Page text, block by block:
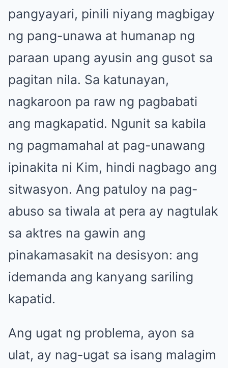
pangyayari, pinili niyang magbigay
ng pang-unawa at humanap ng
paraan upang ayusin ang gusot sa
pagitan nila. Sa katunayan,
nagkaroon pa raw ng pagbabati
ang magkapatid. Ngunit sa kabila
ng pagmamahal at pag-unawang
ipinakita ni Kim, hindi nagbago ang
sitwasyon. Ang patuloy na pag-
abuso sa tiwala at pera ay nagtulak
sa aktres na gawin ang
pinakamasakit na desisyon: ang
idemanda ang kanyang sariling
kapatid.
Ang ugat ng problema, ayon sa
ulat, ay nag-ugat sa isang malagim